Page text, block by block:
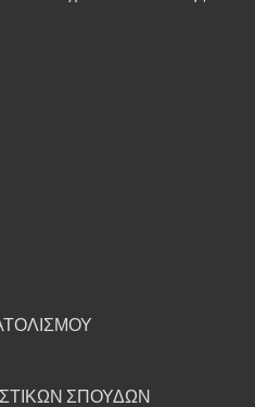
ΣΠΟΥΔΩΝ